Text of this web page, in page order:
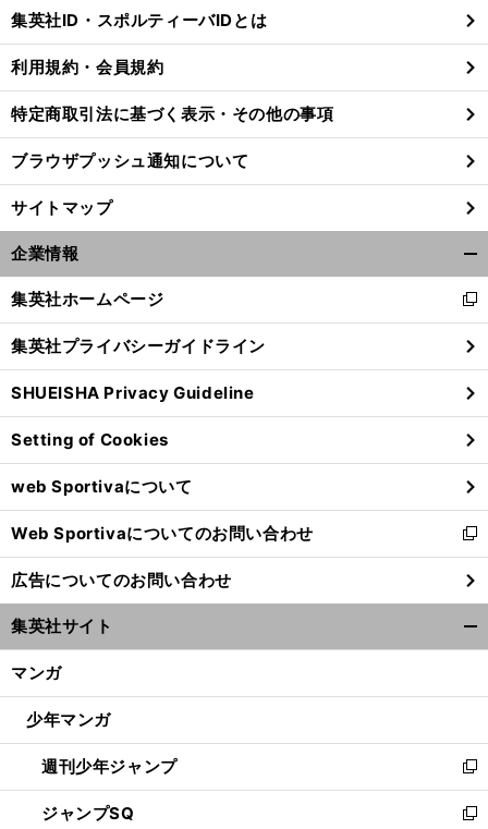
る
集英社ID・スポルティーバIDとは
利用規約・会員規約
特定商取引法に基づく表示・その他の事項
ブラウザプッシュ通知について
サイトマップ
企業情報
閉
る
集英社ホームページ
新
し
い
ウ
ィ
ン
ド
ウ
で
開
く
集英社プライバシーガイドライン
SHUEISHA Privacy Guideline
Setting of Cookies
web Sportivaについて
Web Sportivaについてのお問い合わせ
新
し
い
ウ
ィ
ン
ウ
開
く
広告についてのお問い合わせ
集英社サイト
マンガ
少年マンガ
週刊少年ジャンプ
新
し
い
ジャンプSQ
新